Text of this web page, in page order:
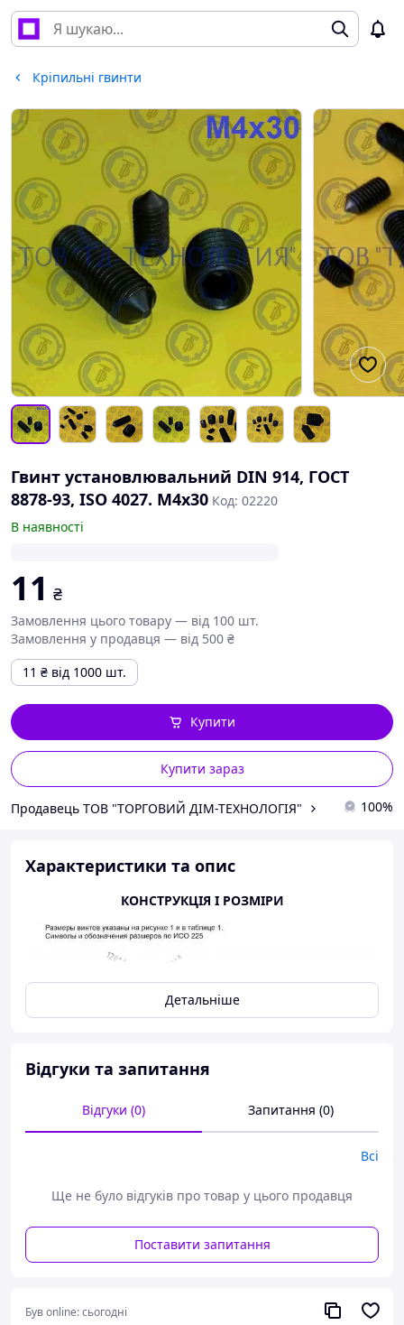
Кріпильні гвинти
Гвинт установлювальний DIN 914, ГОСТ
8878-93, ISO 4027. М4х30 Код: 02220
В наявності
11 ₴
Замовлення цього товару — від 100 шт.
Замовлення у продавця — від 500 ₴
11 ₴ від 1000 шт.
Купити зараз
Купити
Продавець ТОВ "ТОРГОВИЙ ДІМ-ТЕХНОЛОГІЯ" 100%
Характеристики та опис
КОНСТРУКЦІЯ І РОЗМІРИ
Детальніше
Відгуки та запитання
Відгуки (0) Запитання (0)
Всі
Ще не було відгуків про товар у цього продавця
Поставити запитання
Був online:сьогодні